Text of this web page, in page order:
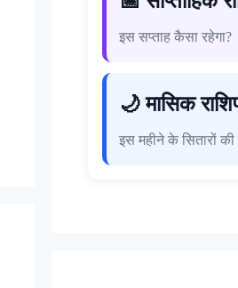
इस सप्ताह कैसा
🌙 मासिक
इस महीने के सितारों